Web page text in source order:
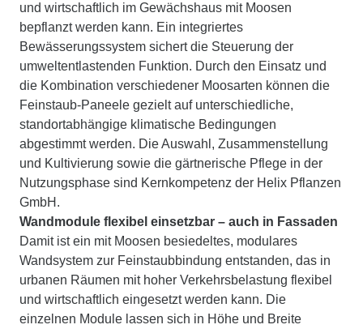
und wirtschaftlich im Gewächshaus mit Moosen
bepflanzt werden kann. Ein integriertes
Bewässerungssystem sichert die Steuerung der
umweltentlastenden Funktion. Durch den Einsatz und
die Kombination verschiedener Moosarten können die
Feinstaub-Paneele gezielt auf unterschiedliche,
standortabhängige klimatische Bedingungen
abgestimmt werden. Die Auswahl, Zusammenstellung
und Kultivierung sowie die gärtnerische Pflege in der
Nutzungsphase sind Kernkompetenz der Helix Pflanzen
GmbH.
Wandmodule flexibel einsetzbar – auch in Fassaden
Damit ist ein mit Moosen besiedeltes, modulares
Wandsystem zur Feinstaubbindung entstanden, das in
urbanen Räumen mit hoher Verkehrsbelastung flexibel
und wirtschaftlich eingesetzt werden kann. Die
einzelnen Module lassen sich in Höhe und Breite